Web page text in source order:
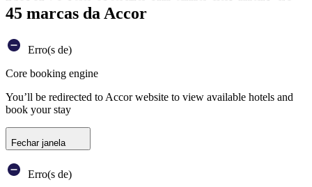
45 marcas da Accor
Erro(s de)
Core booking engine
You’ll be redirected to Accor website to view available hotels and
book your stay
Fechar janela
Erro(s de)